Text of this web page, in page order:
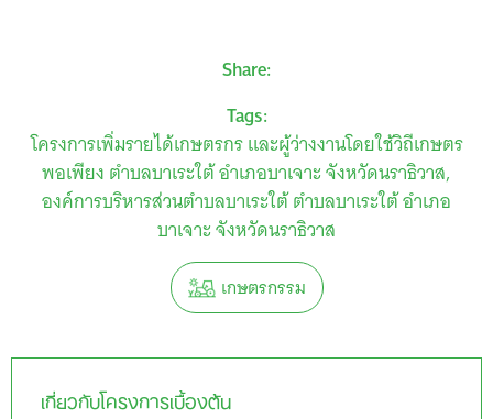
Share:
Tags:
โครงการเพิ่มรายได้เกษตรกร และผู้ว่างงานโดยใช้วิถีเกษตร
พอเพียง ตำบลบาเระใต้ อำเภอบาเจาะ จังหวัดนราธิวาส
องค์การบริหารส่วนตำบลบาเระใต้ ตำบลบาเระใต้ อำเภอ
บาเจาะ จังหวัดนราธิวาส
เกษตรกรรม
เกี่ยวกับโครงการเบื้องต้น